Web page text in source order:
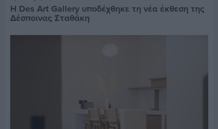
Η Des Art Gallery υποδέχθηκε τη νέα έκθεση της
Δέσποινας Σταθάκη